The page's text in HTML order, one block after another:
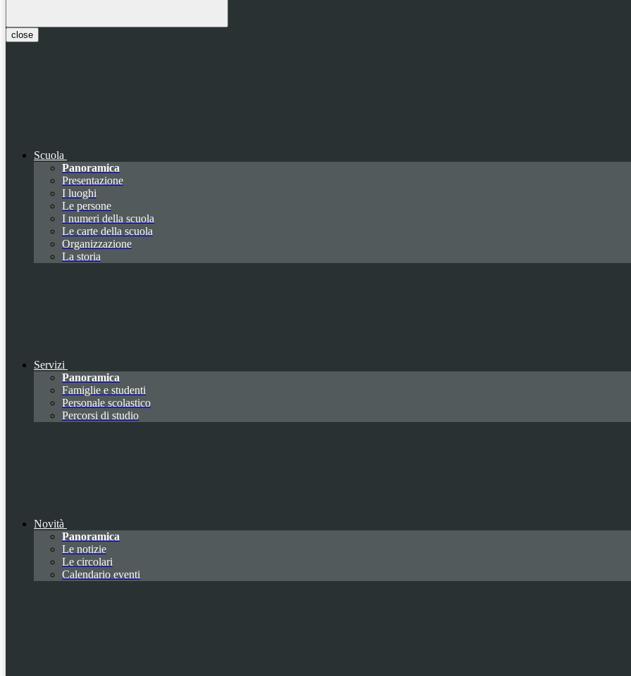
close
Scuola
Panoramica
Presentazione
I luoghi
Le persone
I numeri della scuola
Le carte della scuola
Organizzazione
La storia
Servizi
Panoramica
Famiglie e studenti
Personale scolastico
Percorsi di studio
Novità
Panoramica
Le notizie
Le circolari
Calendario eventi